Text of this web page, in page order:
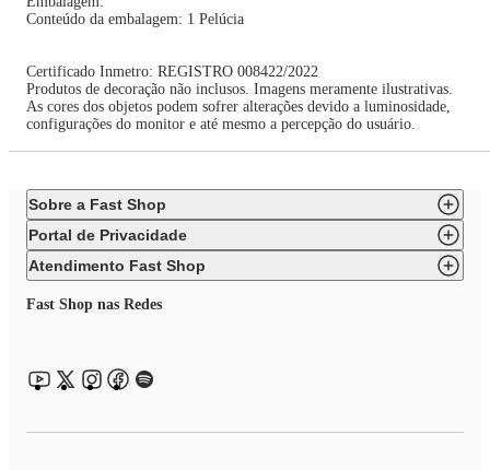
Conteúdo da embalagem: 1 Pelúcia
Certificado Inmetro: REGISTRO 008422/2022
Produtos de decoração não inclusos. Imagens meramente ilustrativas.
As cores dos objetos podem sofrer alterações devido a luminosidade,
configurações do monitor e até mesmo a percepção do usuário.
Sobre a Fast Shop
Portal de Privacidade
Atendimento Fast Shop
Fast Shop nas Redes